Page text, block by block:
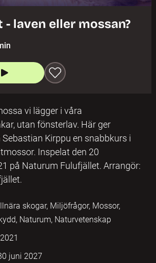
- laven eller mossan?
vi lägger i våra
utan fönsterlav. Här ger
Kirppu en snabbkurs i
Inspelat den 20
på Naturum Fulufjället. Arrangör:
skogar, Miljöfrågor, Mossor,
Naturum, Naturvetenskap
2021
juni 2027